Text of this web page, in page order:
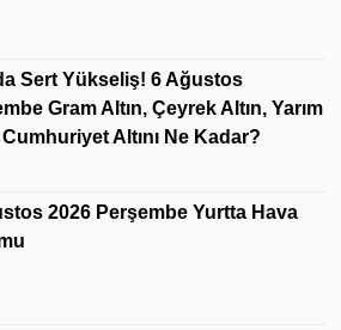
Sert Yükseliş! 6 Ağustos
Gram Altın, Çeyrek Altın, Yarım
Cumhuriyet Altını Ne Kadar?
2026 Perşembe Yurtta Hava